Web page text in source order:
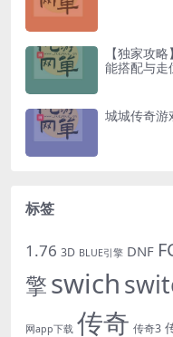
【独家攻
能搭配与走
城城传奇游
标签
1.76 3D BLUE引擎 DNF
擎swich
网app下载 传奇 传奇3